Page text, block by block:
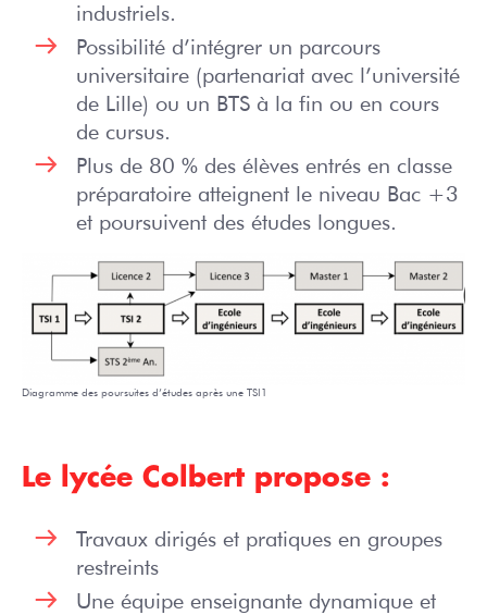
industriels.
Possibilité d’intégrer un parcours
universitaire (partenariat avec l’université
de Lille) ou un BTS à la fin ou en cours
de cursus.
Plus de 80 % des élèves entrés en classe
préparatoire atteignent le niveau Bac +3
et poursuivent des études longues.
Diagramme des poursuites d’études après une TSI1
Le lycée Colbert propose :
Travaux dirigés et pratiques en groupes
restreints
Une équipe enseignante dynamique et